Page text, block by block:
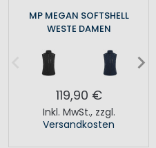
MP MEGAN SOFTSHELL
WESTE DAMEN
119,90 €
Inkl. MwSt., zzgl.
Versandkosten